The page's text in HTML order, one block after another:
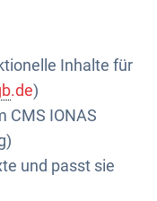
Inhalte für
.de)
CMS IONAS
und passt sie